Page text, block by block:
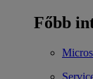
Főbb